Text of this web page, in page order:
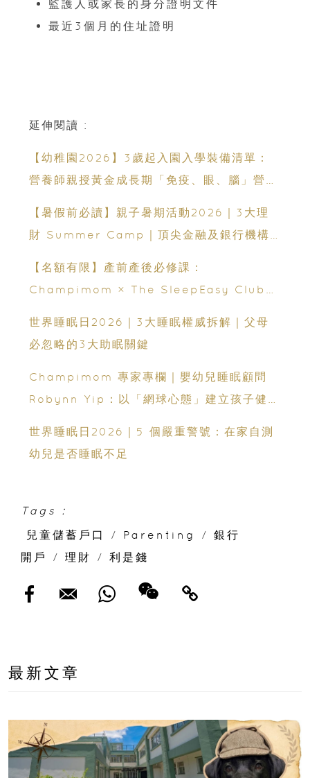
監護人或家長的身分證明文件
最近3個月的住址證明
延伸閱讀 :
【幼稚園2026】3歲起入園入學裝備清單：
營養師親授黃金成長期「免疫、眼、腦」營養
【暑假前必讀】親子暑期活動2026｜3大理
財 Summer Camp｜頂尖金融及銀行機構
【名額有限】產前產後必修課：
Champimom × The SleepEasy Club
世界睡眠日2026｜3大睡眠權威拆解｜父母
必忽略的3大助眠關鍵
Champimom 專家專欄｜嬰幼兒睡眠顧問
Robynn Yip：以「網球心態」建立孩子健康
世界睡眠日2026｜5 個嚴重警號：在家自測
幼兒是否睡眠不足
Tags :
兒童儲蓄戶口
/ Parenting /
銀行
開戶
/ 理財 / 利是錢
最新文章